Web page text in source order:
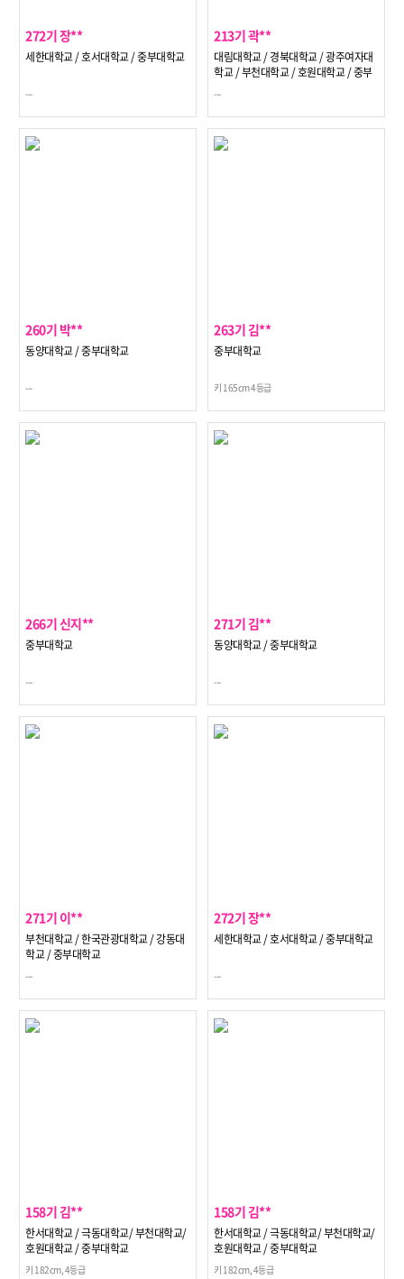
272기 장**
세한대학교 / 호서대학교 / 중부대학교
---
213기 곽**
대림대학교 / 경북대학교 / 광주여자대
학교 / 부천대학교 / 호원대학교 / 중부
---
260기 박**
동양대학교 / 중부대학교
---
263기 김**
중부대학교
키 165cm 4등급
266기 신지**
중부대학교
---
271기 김**
동양대학교 / 중부대학교
---
271기 이**
부천대학교 / 한국관광대학교 / 강동대
학교 / 중부대학교
---
272기 장**
세한대학교 / 호서대학교 / 중부대학교
---
158기 김**
한서대학교 / 극동대학교/ 부천대학교/
호원대학교 / 중부대학교
키 182cm, 4등급
158기 김**
한서대학교 / 극동대학교/ 부천대학교/
호원대학교 / 중부대학교
키 182cm, 4등급